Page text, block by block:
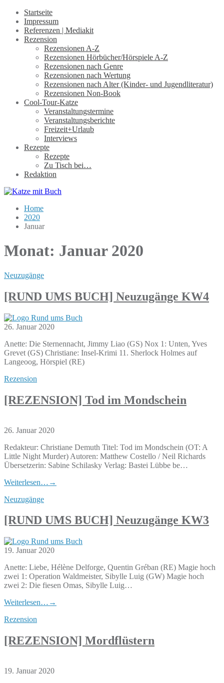
Startseite
Impressum
Referenzen | Mediakit
Rezension
Rezensionen A-Z
Rezensionen Hörbücher/Hörspiele A-Z
Rezensionen nach Genre
Rezensionen nach Wertung
Rezensionen nach Alter (Kinder- und Jugendliteratur)
Rezensionen Non-Book
Cool-Tour-Katze
Veranstaltungstermine
Veranstaltungsberichte
Freizeit+Urlaub
Interviews
Rezepte
Rezepte
Zu Tisch bei…
Redaktion
Home
2020
Januar
Monat: Januar 2020
Neuzugänge
[RUND UMS BUCH] Neuzugänge KW4
26. Januar 2020
Anette: Die Sternennacht, Jimmy Liao (GS) Nox 1: Unten, Yves
Grevet (GS) Christiane: Insel-Krimi 11. Sherlock Holmes auf
Langeoog, Hörspiel (RE)
Rezension
[REZENSION] Tod im Mondschein
26. Januar 2020
Redakteur: Christiane Demuth Titel: Tod im Mondschein (OT: A
Little Night Murder) Autoren: Matthew Costello / Neil Richards
Übersetzerin: Sabine Schilasky Verlag: Bastei Lübbe be…
Weiterlesen… →
Neuzugänge
[RUND UMS BUCH] Neuzugänge KW3
19. Januar 2020
Anette: Liebe, Hélène Delforge, Quentin Gréban (RE) Magie hoch
zwei 1: Operation Waldmeister, Sibylle Luig (GW) Magie hoch
zwei 2: Die fiesen Omas, Sibylle Luig…
Weiterlesen… →
Rezension
[REZENSION] Mordflüstern
19. Januar 2020